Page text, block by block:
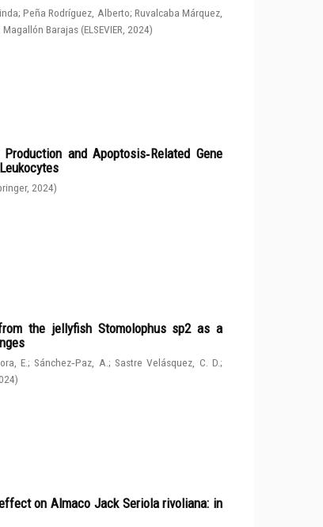
;Peña Rodríguez, Alberto; Ruvalcaba Márquez,
Magallón Barajas (ELSEVIER 2024)
and Apoptosis‑Related Gene
, 2024)
the jellyfish Stomolophus sp2 as a
E.; Sánchez‑Paz, A. ; Sastre Velásquez, C. D.;
)
on Almaco Jack Seriola rivoliana: in